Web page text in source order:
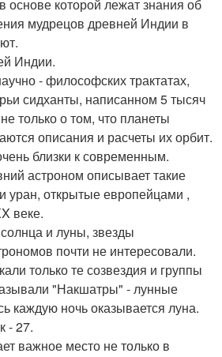
основе которой лежат знания об
мудрецов древней Индии в
Индии.
- философских трактатах,
сидханты, написанном 5 тысяч
только о том, что планеты
описания и расчеты их орбит.
близки к современным.
астроном описывает такие
уран, открытые европейцами ,
веке.
и луны, звезды
почти не интересовали.
только те созвездия и группы
"Накшатры" - лунные
каждую ночь оказывается луна.
- 27.
важное место не только в